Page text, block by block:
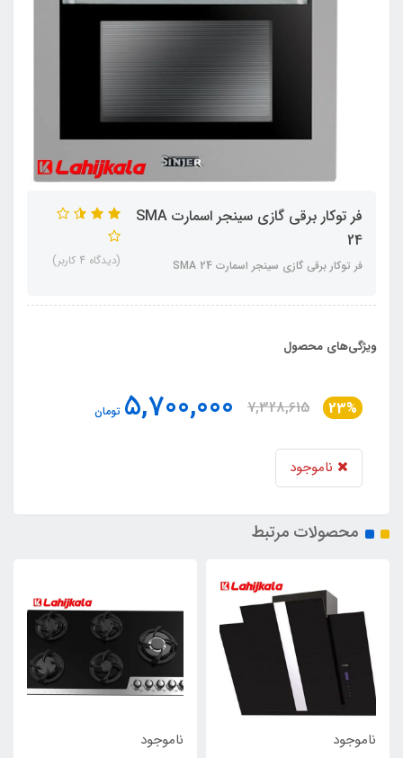
فر توکار برقی گازی سینجر اسمارت SMA
24
فر توکار برقی گازی سینجر اسمارت SMA 24 (دیدگاه 4 کاربر)
ویژگی‌های محصول
23%
7,328,615
5,700,000 تومان
ناموجود
محصولات مرتبط
ناموجود ناموجود